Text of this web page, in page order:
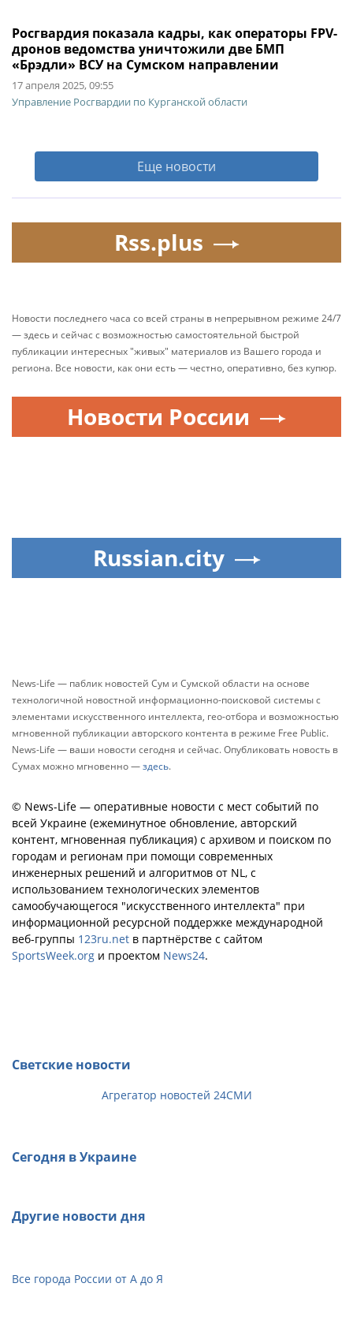
Росгвардия показала кадры, как операторы FPV-
дронов ведомства уничтожили две БМП
«Брэдли» ВСУ на Сумском направлении
17 апреля 2025, 09:55
Управление Росгвардии по Курганской области
Еще новости
Rss.plus
Новости последнего часа со всей страны в непрерывном режиме 24/7
— здесь и сейчас с возможностью самостоятельной быстрой
публикации интересных "живых" материалов из Вашего города и
региона. Все новости, как они есть — честно, оперативно, без купюр.
Новости России
Russian.city
News-Life — паблик новостей Сум и Сумской области на основе
технологичной новостной информационно-поисковой системы с
элементами искусственного интеллекта, гео-отбора и возможностью
мгновенной публикации авторского контента в режиме Free Public.
News-Life — ваши новости сегодня и сейчас. Опубликовать новость в
Сумах можно мгновенно —здесь.
© News-Life — оперативные новости с мест событий по
всей Украине (ежеминутное обновление, авторский
контент, мгновенная публикация) с архивом и поиском по
городам и регионам при помощи современных
инженерных решений и алгоритмов от NL, с
использованием технологических элементов
самообучающегося "искусственного интеллекта" при
информационной ресурсной поддержке международной
веб-группы 123ru.net в партнёрстве с сайтом
SportsWeek.org и проектом News24.
Светские новости
Агрегатор новостей 24СМИ
Сегодня в Украине
Другие новости дня
Все города России от А до Я